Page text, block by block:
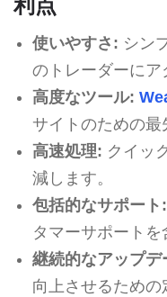
使いやすさ: シン
のトレーダーにア
高度なツール:
サイトのための最
高速処理: クイッ
減します。
包括的なサポート:
タマーサポートを
継続的なアップデ
向上させるため